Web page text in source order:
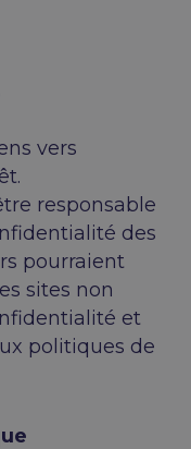
vers
responsable
des
pourraient
sites non
et
politiques de